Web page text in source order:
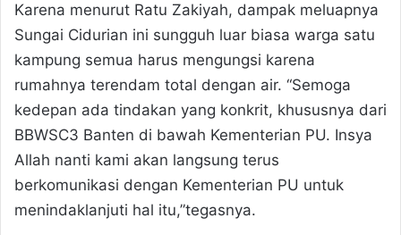
Karena menurut Ratu Zakiyah, dampak meluapnya
Sungai Cidurian ini sungguh luar biasa warga satu
kampung semua harus mengungsi karena
rumahnya terendam total dengan air. “Semoga
kedepan ada tindakan yang konkrit, khususnya dari
BBWSC3 Banten di bawah Kementerian PU. Insya
Allah nanti kami akan langsung terus
berkomunikasi dengan Kementerian PU untuk
menindaklanjuti hal itu,”tegasnya.